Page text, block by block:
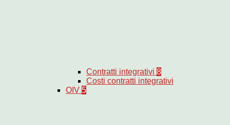
Contratti integrativi 8
Costi contratti integrativi
OIV 5